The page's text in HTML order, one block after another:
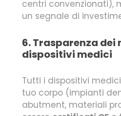
centri convenzionati),
un segnale di
6. Trasparenza dei
dispositivi medici
Tutti i dispositivi
tuo corpo (impianti
abutment, materiali